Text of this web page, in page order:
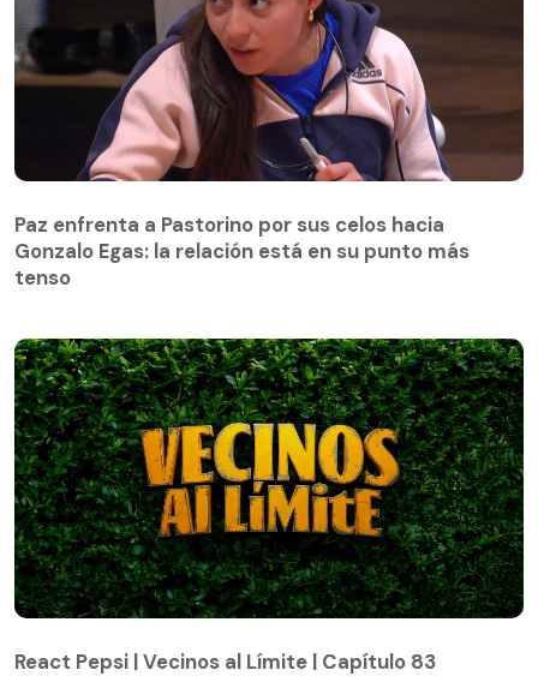
Gonzalo Egas: la relación está en su punto más
tenso
Paz enfrenta a Pastorino por sus celos hacia
Gonzalo Egas: la relación está en su punto más
tenso
React Pepsi | Vecinos al Límite | Capítulo 83